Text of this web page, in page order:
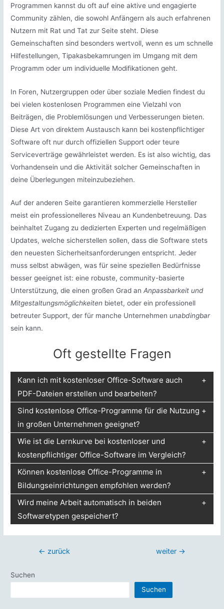
Programmen kannst du oft auf eine aktive und engagierte
Community zählen, die sowohl Anfängern als auch erfahrenen
Nutzern mit Rat und Tat zur Seite steht. Diese
Gemeinschaften sind besonders wertvoll, wenn es um schnelle
Hilfestellungen, Tipakasbekamrungen im Umgang mit dem
Programm oder um individuelle Modifikationen geht.
In Foren, Nutzergruppen oder über soziale Medien findest du
bei vielen kostenlosen Programmen eine Vielzahl von
Beiträgen, die Problemlösungen und Verbesserungen bieten.
Diese Art von direktem Austausch kann bei kostenpflichtiger
Software oft nur durch offiziellen Support oder teure
Serviceverträge gewährleistet werden. Es ist also wichtig, das
Vorhandensein und die Aktivität solcher Gemeinschaften in
deine Überlegungen miteinzubeziehen.
Auf der anderen Seite garantieren kommerzielle Hersteller
meist ein professionelleres Niveau an Kundenbetreuung. Das
beinhaltet Zugang zu dedizierten Experten und regelmäßigen
Updates, welche sicherstellen sollen, dass die Software stets
den neuesten Sicherheitsanforderungen entspricht. Jeder
muss selbst abwägen, was für seine speziellen Bedürfnisse
besser geeignet ist: eine robuste, community-basierte
Unterstützung, die einen großen Grad anAnpassbarkeit und
Mitgestaltungsmöglichkeiten bietet, oder ein professionell
betreuter Support, der für manche Unternehmenunabdingbar
sein kann.
Oft gestellte Fragen
Kann ich mit kostenloser Office-Software auch
PDF-Dateien erstellen und bearbeiten?
Sind kostenlose Office-Programme für die Nutzung
in großen Unternehmen geeignet?
Wie ist die Lernkurve bei kostenloser und
kostenpflichtiger Office-Software im Vergleich?
Können kostenlose Office-Programme in
Bildungseinrichtungen empfohlen werden?
Wird meine Arbeit automatisch in beiden
Softwaretypen gespeichert?
Beitragsnavigation
← zurück weiter →
Suchen
Suchen